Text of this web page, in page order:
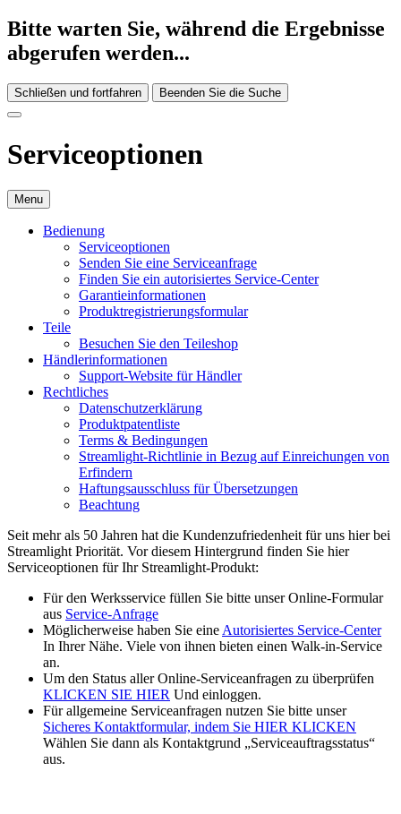
Bitte warten Sie, während die Ergebnisse
abgerufen werden...
Schließen und fortfahren Beenden Sie die Suche
Serviceoptionen
Menu
Bedienung
Serviceoptionen
Senden Sie eine Serviceanfrage
Finden Sie ein autorisiertes Service-Center
Garantieinformationen
Produktregistrierungsformular
Teile
Besuchen Sie den Teileshop
Händlerinformationen
Support-Website für Händler
Rechtliches
Datenschutzerklärung
Produktpatentliste
Terms & Bedingungen
Streamlight-Richtlinie in Bezug auf Einreichungen von
Erfindern
Haftungsausschluss für Übersetzungen
Beachtung
Seit mehr als 50 Jahren hat die Kundenzufriedenheit für uns hier bei
Streamlight Priorität. Vor diesem Hintergrund finden Sie hier
Serviceoptionen für Ihr Streamlight-Produkt:
Für den Werksservice füllen Sie bitte unser Online-Formular
aus Service-Anfrage
Möglicherweise haben Sie eine Autorisiertes Service-Center
In Ihrer Nähe. Viele von ihnen bieten einen Walk-in-Service
an.
Um den Status aller Online-Serviceanfragen zu überprüfen
KLICKEN SIE HIER Und einloggen.
Für allgemeine Serviceanfragen nutzen Sie bitte unser
Sicheres Kontaktformular, indem Sie HIER KLICKEN
Wählen Sie dann als Kontaktgrund „Serviceauftragsstatus“
aus.